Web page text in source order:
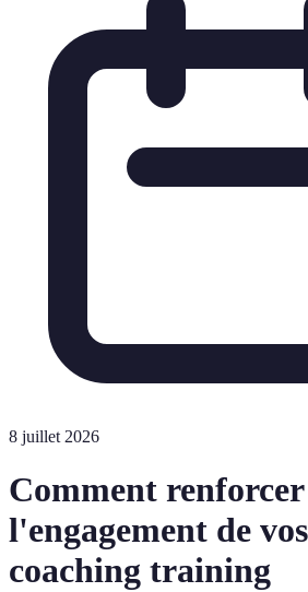
8 juillet 2026
Comment renforcer
l'engagement de
coaching training